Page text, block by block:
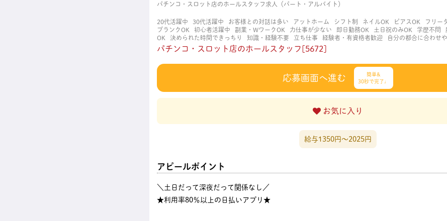
パチンコ・スロット店のホールスタッフ求人（パート・アルバイト）
20代活躍中 30代活躍中 お客様との対話は多い アットホーム シフト制 ネイルOK ピアスOK フリー
ブランクOK
初心者活躍中 副業・WワークOK 力仕事が少ない 即日勤務OK 土日祝のみOK 学歴不問
OK
決められた時間できっちり 知識・経験不要 立ち仕事 経験者・有資格者歓迎 自分の都合に合わせ
職場
週4日以上OK 長く働ける 長期歓迎 髪型自由 髪色自由
パチンコ・スロット店のホールスタッフ[5672]
応募画面へ進む
簡単&
30秒で完了♩
お気に入り
給与1350円〜2025円
アピールポイント
＼土日だって深夜だって関係なし／
★利用率80％以上の日払いアプリ★